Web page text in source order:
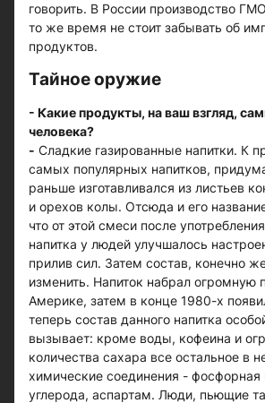
говорить. В России производство
то же время не стоит забывать об
продуктов.
Тайное оружие
- Какие продукты, на ваш взгляд,
человека?
- Сладкие газированные напитки. К
самых популярных напитков,
раньше изготавливался из листьев
и орехов колы. Отсюда и его
что от этой смеси после
напитка у людей улучшалось
прилив сил. Затем состав, конечно
изменить. Напиток набрал огромную
Америке, затем в конце 1980-х
теперь состав данного напитка
вызывает: кроме воды, кофеина и
количества сахара все остальное в
химические соединения - фосфорная
углерода, аспартам. Люди, пьющие